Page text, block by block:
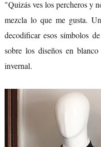
"Quizás ves los percheros y
mezcla lo que me gusta.
decodificar esos símbolos
sobre los diseños en
invernal.